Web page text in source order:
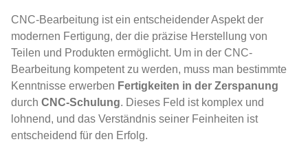
CNC-Bearbeitung ist ein entscheidender Aspekt der
modernen Fertigung, der die präzise Herstellung von
Teilen und Produkten ermöglicht. Um in der CNC-
Bearbeitung kompetent zu werden, muss man bestimmte
Kenntnisse erwerben Fertigkeiten in der Zerspanung
durch CNC-Schulung. Dieses Feld ist komplex und
lohnend, und das Verständnis seiner Feinheiten ist
entscheidend für den Erfolg.